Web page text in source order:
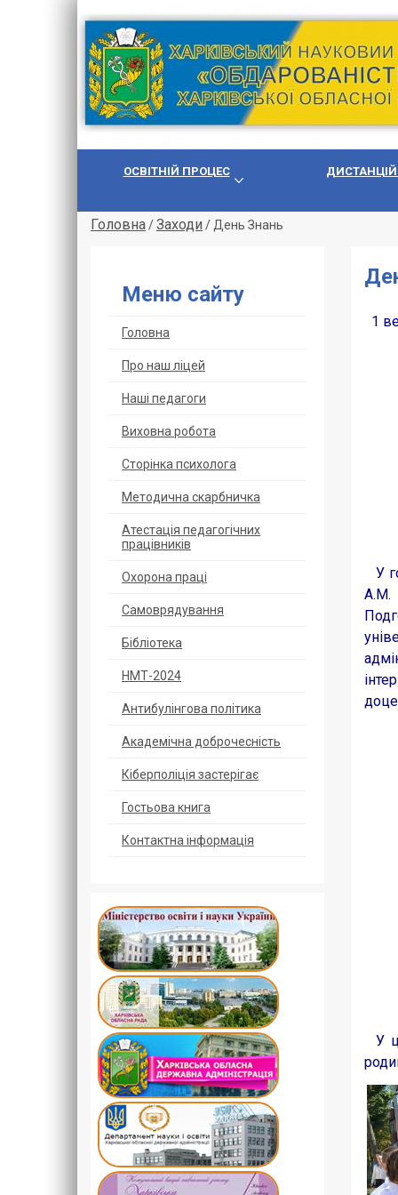
ОСВІТНІЙ ПРОЦЕС
Головна/Заходи / День Знань
Меню сайту
Головна
Про наш ліцей
Наші педагоги
Виховна робота
Сторінка психолога
Методична скарбничка
Атестація педагогічних
працівників
Охорoна прaці
Самоврядування
Бібліотека
НМТ-2024
Антибулінгова політика
Академічна доброчесність
Кіберполіція застерігає
Гостьова книга
Контактна інформація
1
У
А.М.
У